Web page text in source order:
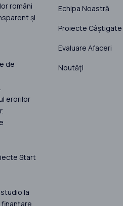
români
și
de
erorilor
Start
la
Echipa Noastră
Proiecte Câștigate
Evaluare Afaceri
Noutăţi